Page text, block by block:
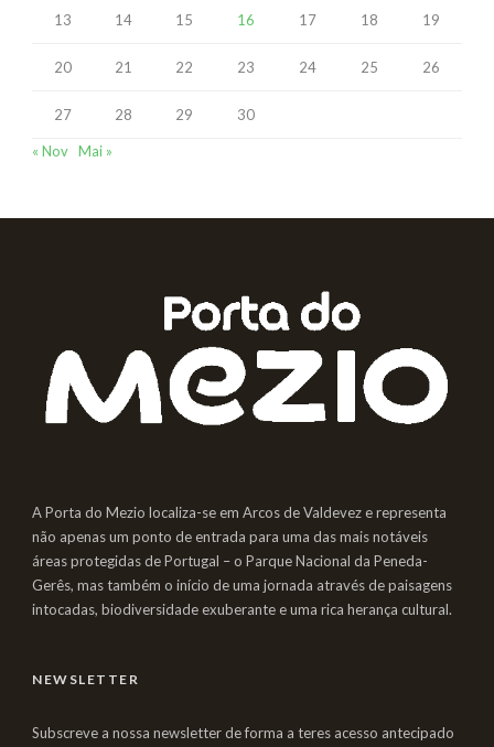
13 14 15 16 17 18 19
20 21 22 23 24 25 26
27 28 29 30
« Nov Mai »
A Porta do Mezio localiza-se em Arcos de Valdevez e representa
não apenas um ponto de entrada para uma das mais notáveis
áreas protegidas de Portugal – o Parque Nacional da Peneda-
Gerês, mas também o início de uma jornada através de paisagens
intocadas, biodiversidade exuberante e uma rica herança cultural.
NEWSLETTER
Subscreve a nossa newsletter de forma a teres acesso antecipado